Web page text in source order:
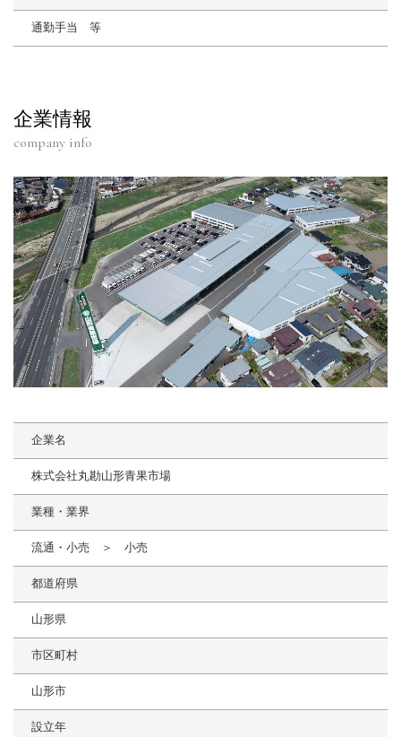
通勤手当 等
企業情報
company info
企業名
株式会社丸勘山形青果市場
業種・業界
流通・小売 ＞ 小売
都道府県
山形県
市区町村
山形市
設立年